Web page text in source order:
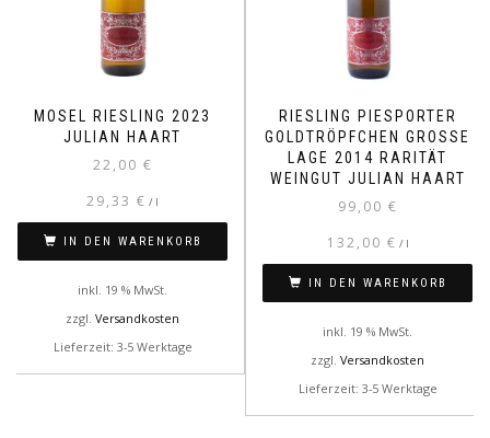
MOSEL RIESLING 2023
JULIAN HAART
22,00 €
29,33 € / l
IN DEN WARENKORB
inkl. 19 % MwSt.
zzgl. Versandkosten
Lieferzeit: 3-5 Werktage
RIESLING PIESPORTER
GOLDTRÖPFCHEN GROSSE L
AGE 2014 RARITÄT W
EINGUT JULIAN HAART
99,00 €
132,00 € / l
IN DEN WARENKORB
inkl. 19 % MwSt.
zzgl. Versandkosten
Lieferzeit: 3-5 Werktage